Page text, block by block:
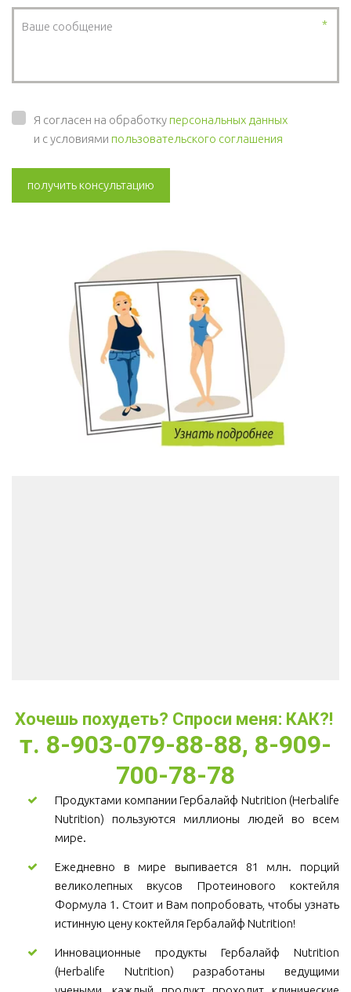
*
Я согласен на обработкуперсональных данных
и с условиями пользовательского соглашения
получить консультацию
Хочешь похудеть? Спроси меня: КАК?!
т. 8-903-079-88-88, 8-909-
700-78-78
Продуктами компании Гербалайф Nutrition (Herbalife
Nutrition) пользуются миллионы людей во всем
мире.
Ежедневно в мире выпивается 81 млн. порций
великолепных вкусов Протеинового коктейля
Формула 1. Стоит и Вам попробовать, чтобы узнать
истинную цену коктейля Гербалайф Nutrition!
Инновационные продукты Гербалайф Nutrition
(Herbalife Nutrition) разработаны ведущими